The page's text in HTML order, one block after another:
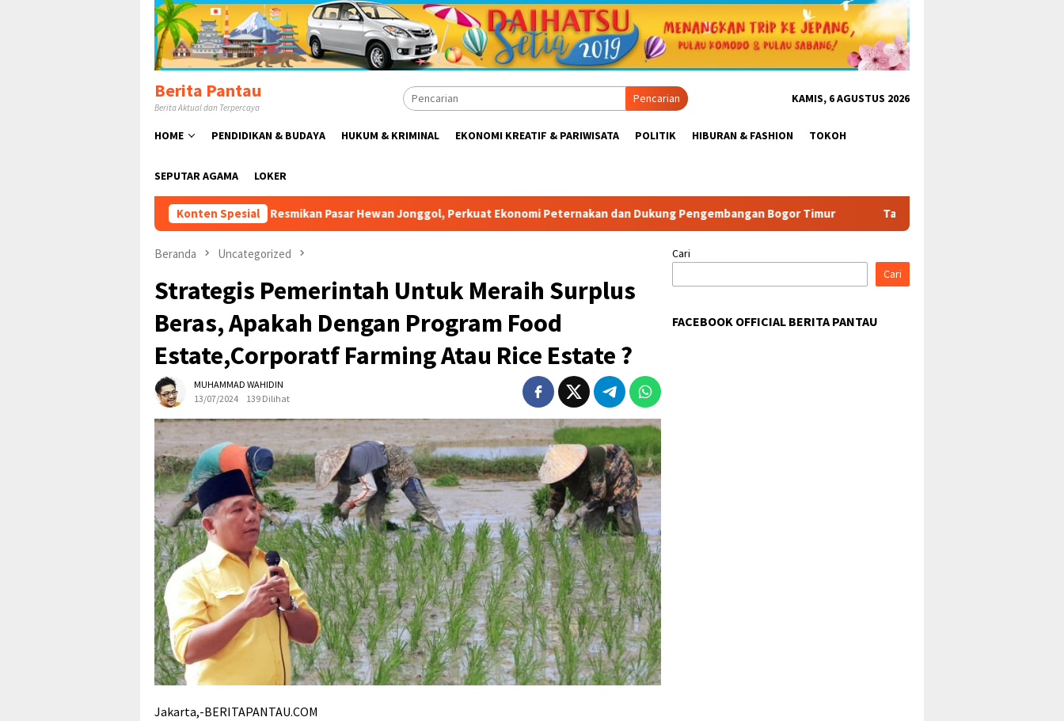
Loncat
konten
Berita Pantau
Berita Aktual dan Terpercaya
Pencarian KAMIS, 6 AGUSTUS 2026
HOME PENDIDIKAN & BUDAYA HUKUM & KRIMINAL EKONOMI KREATIF & PARIWISATA POLITIK HIBURAN & FASHION TOKOH
SEPUTAR AGAMA LOKER
Konten Spesial
Rudy Susmanto Resmikan Pasar Hewan Jonggol, Perkuat Ekonomi Peternakan dan Dukung Pengembangan Bogor Timur Tabrak Aturan & Tantang Satpol PP: Pembangunan
Beranda Uncategorized
Strategis Pemerintah Untuk Meraih Surplus
Beras, Apakah Dengan Program Food
Estate,Corporatf Farming Atau Rice Estate ?
MUHAMMAD WAHIDIN
13/07/2024
139 Dilihat
Jakarta,-BERITAPANTAU.COM
Cari
Cari
FACEBOOK OFFICIAL BERITA PANTAU